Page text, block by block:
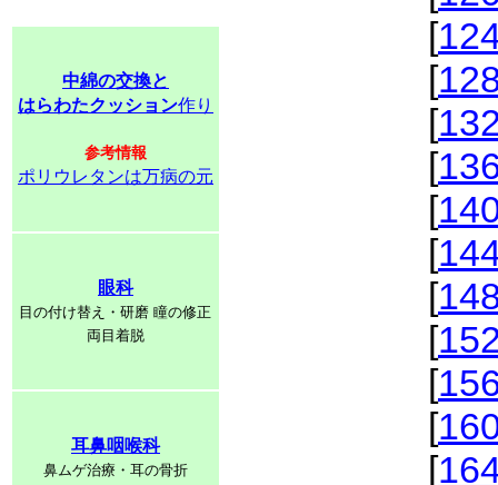
中綿の交換と
はらわたクッション作り
参考情報
ポリウレタンは万病の元
眼科
目の付け替え・研磨 瞳の修正
両目着脱
耳鼻咽喉科
鼻ムゲ治療・耳の骨折
[
[
[
[
[
[
[
[
[
[
[